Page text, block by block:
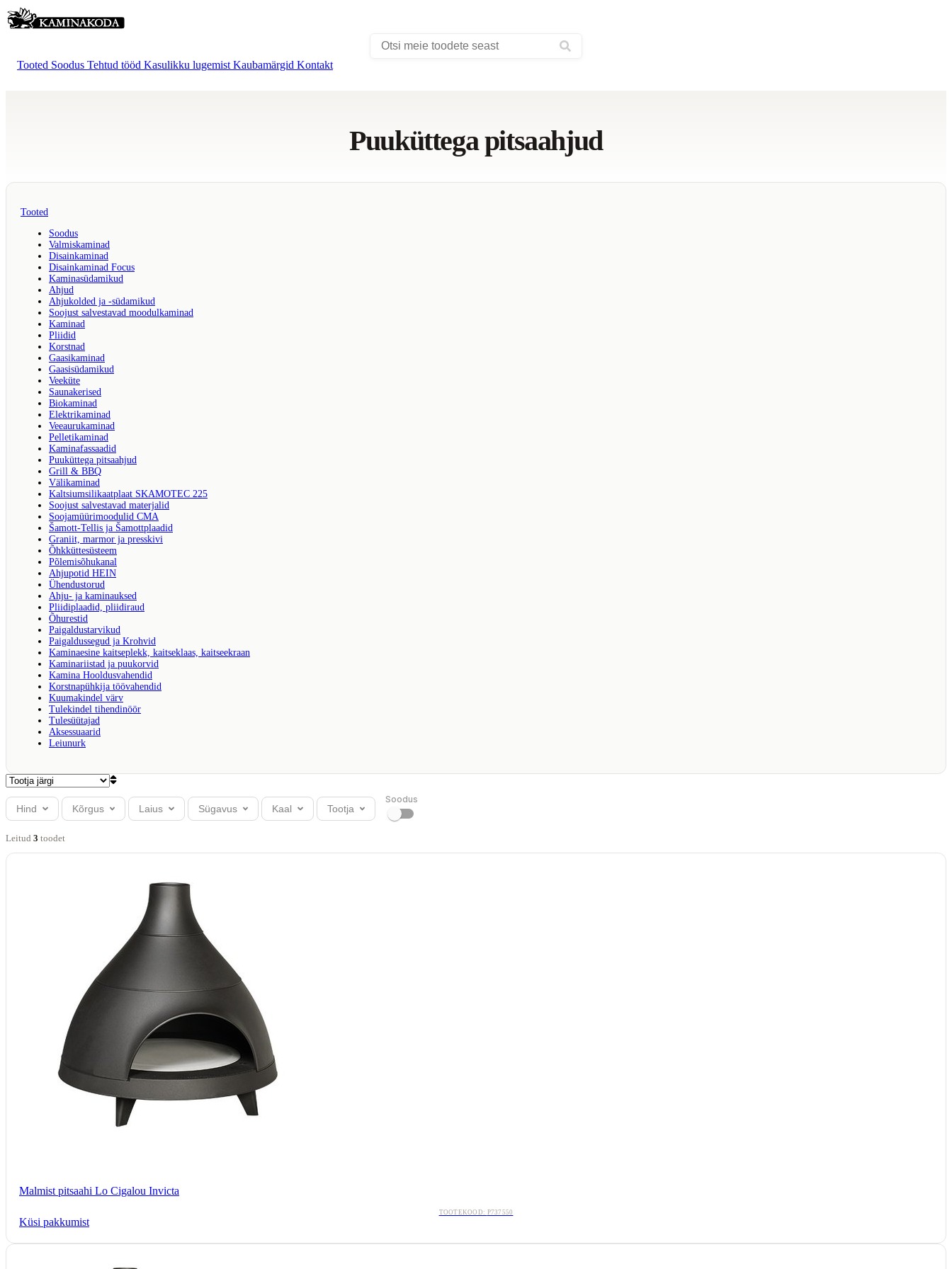
Tooted Soodus Tehtud tööd Kasulikku lugemist Kaubamärgid Kontakt
Puuküttega pitsaahjud
Tooted
Soodus
Valmiskaminad
Disainkaminad
Disainkaminad Focus
Kaminasüdamikud
Ahjud
Ahjukolded ja -südamikud
Soojust salvestavad moodulkaminad
Kaminad
Pliidid
Korstnad
Gaasikaminad
Gaasisüdamikud
Veeküte
Saunakerised
Biokaminad
Elektrikaminad
Veeaurukaminad
Pelletikaminad
Kaminafassaadid
Puuküttega pitsaahjud
Grill & BBQ
Välikaminad
Kaltsiumsilikaatplaat SKAMOTEC 225
Soojust salvestavad materjalid
Soojamüürimoodulid CMA
Šamott-Tellis ja Šamottplaadid
Graniit, marmor ja presskivi
Õhkküttesüsteem
Põlemisõhukanal
Ahjupotid HEIN
Ühendustorud
Ahju- ja kaminauksed
Pliidiplaadid, pliidiraud
Õhurestid
Paigaldustarvikud
Paigaldussegud ja Krohvid
Kaminaesine kaitseplekk, kaitseklaas, kaitseekraan
Kaminariistad ja puukorvid
Kamina Hooldusvahendid
Korstnapühkija töövahendid
Kuumakindel värv
Tulekindel tihendinöör
Tulesüütajad
Aksessuaarid
Leiunurk
Hind Kõrgus Laius Sügavus Kaal Tootja
Soodus
Leitud 3 toodet
Malmist pitsaahi Lo Cigalou Invicta
TOOTEKOOD: P737550
Küsi pakkumist